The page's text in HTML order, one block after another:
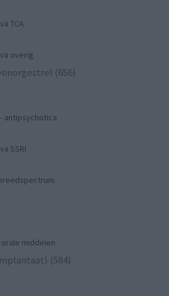
TCA
overig
(656)
antipsychotica
SSRI
middelen
(584)